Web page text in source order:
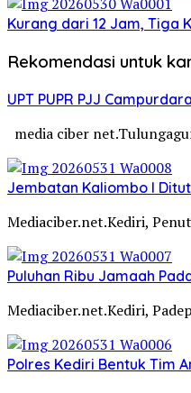
Kurang dari 12 Jam, Tiga
Rekomendasi untuk
UPT PUPR PJJ
media ciber
Jembatan Kaliombo I
Mediaciber.net.Kediri,
Puluhan Ribu Jamaah
Mediaciber.net.Kediri,
Polres Kediri Bentuk Tim